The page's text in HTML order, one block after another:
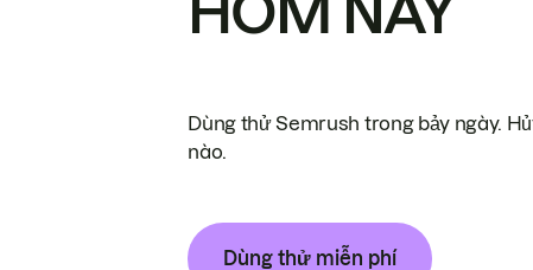
Dùng thử Semrush trong bảy ngày.
nào.
Dùng thử miễn phí